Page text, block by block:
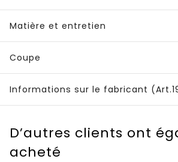
Matière et entretien
Coupe
Informations sur le fabricant (Art.19
D’autres clients ont
acheté